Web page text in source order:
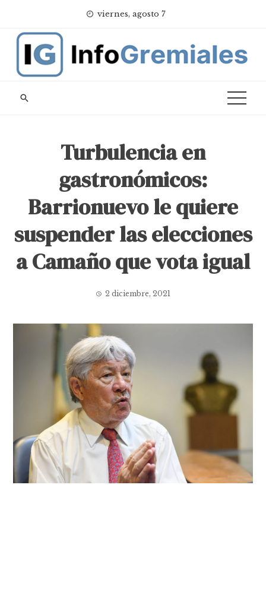
content
viernes, agosto 7
Turbulencia en
gastronómicos:
Barrionuevo le quiere
suspender las elecciones
a Camaño que vota igual
2 diciembre, 2021